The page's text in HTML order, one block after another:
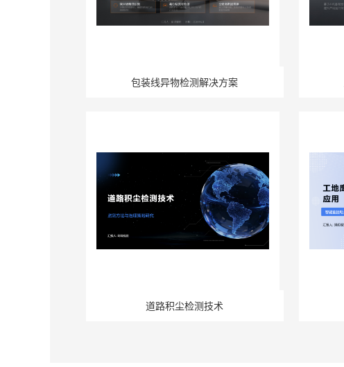
包装线异物检测解决方案
道路积尘检测技术